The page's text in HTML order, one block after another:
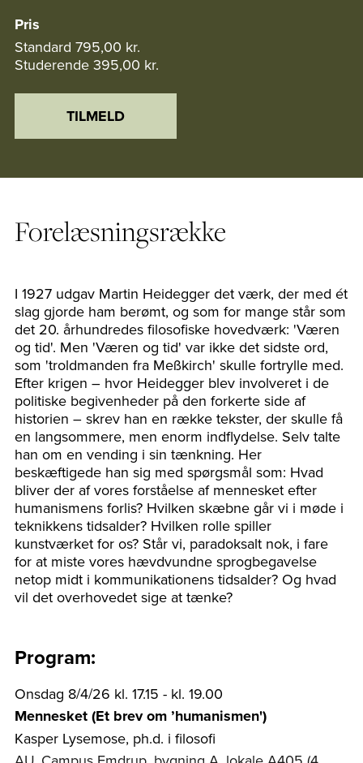
Pris
Standard 795,00 kr.
Studerende 395,00 kr.
TILMELD
Forelæsningsrække
I 1927 udgav Martin Heidegger det værk, der med ét
slag gjorde ham berømt, og som for mange står som
det 20. århundredes filosofiske hovedværk: 'Væren
og tid'. Men 'Væren og tid' var ikke det sidste ord,
som 'troldmanden fra Meßkirch' skulle fortrylle med.
Efter krigen – hvor Heidegger blev involveret i de
politiske begivenheder på den forkerte side af
historien – skrev han en række tekster, der skulle få
en langsommere, men enorm indflydelse. Selv talte
han om en vending i sin tænkning. Her
beskæftigede han sig med spørgsmål som: Hvad
bliver der af vores forståelse af mennesket efter
humanismens forlis? Hvilken skæbne går vi i møde i
teknikkens tidsalder? Hvilken rolle spiller
kunstværket for os? Står vi, paradoksalt nok, i fare
for at miste vores hævdvundne sprogbegavelse
netop midt i kommunikationens tidsalder? Og hvad
vil det overhovedet sige at tænke?
Program:
Onsdag 8/4/26 kl. 17.15 - kl. 19.00
Mennesket (Et brev om ’humanismen')
Kasper Lysemose, ph.d. i filosofi